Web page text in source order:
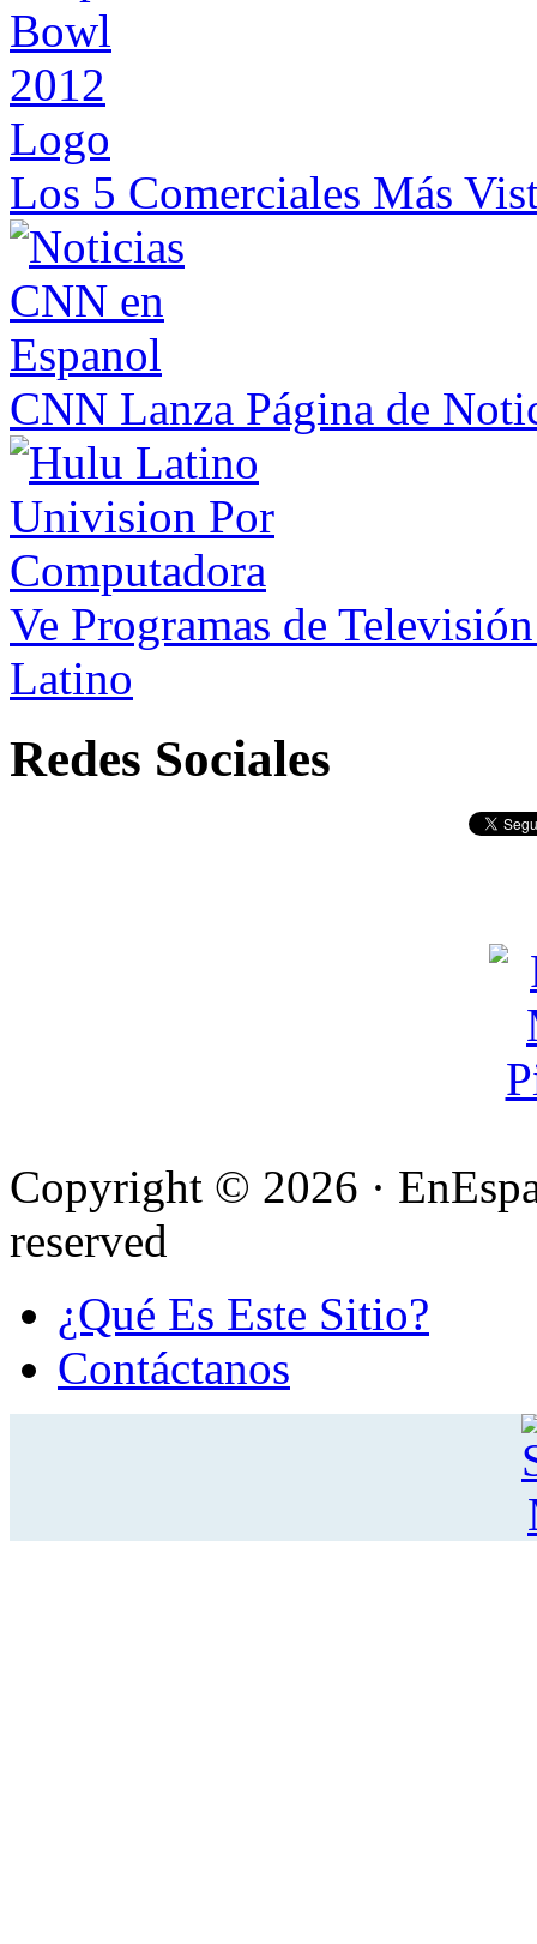
Los 5 Comerciales Más
CNN Lanza Página de
Ve Programas de
Latino
Redes Sociales
Copyright © 2026 ·
reserved
¿Qué Es Este Sitio?
Contáctanos